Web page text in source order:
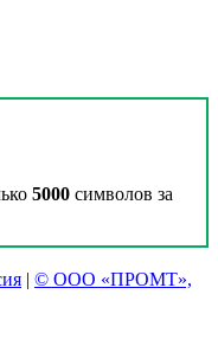
5000 символов за
| © ООО «ПРОМТ»,